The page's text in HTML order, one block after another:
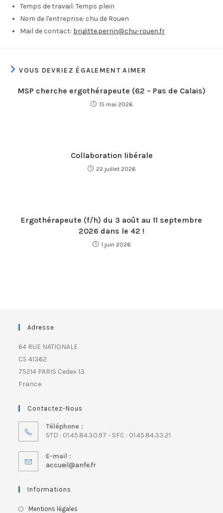
Temps de travail: Temps plein
Nom de l'entreprise: chu de Rouen
Mail de contact: brigitte.perrin@chu-rouen.fr
VOUS DEVRIEZ ÉGALEMENT AIMER
MSP cherche ergothérapeute (62 – Pas de Calais)
15 mai 2026
Collaboration libérale
22 juillet 2026
Ergothérapeute (f/h) du 3 août au 11 septembre
2026 dans le 42 !
1 juin 2026
Adresse
64 RUE NATIONALE
CS 41362
75214 PARIS Cedex 13
France
Contactez-Nous
Téléphone :
STD : 01.45.84.30.97 - SFC : 01.45.84.33.21
E-mail :
accueil@anfe.fr
Informations
Mentions légales